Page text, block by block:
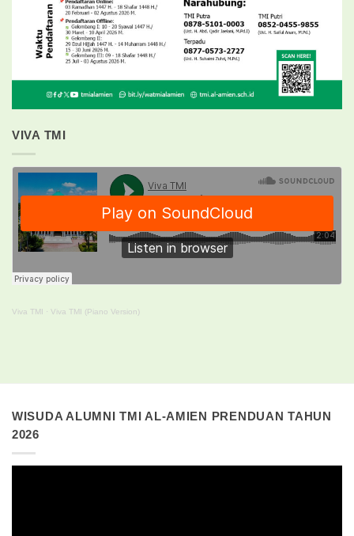
VIVA TMI
Viva TMI · Viva TMI (Piano Version)
WISUDA ALUMNI TMI AL-AMIEN PRENDUAN TAHUN
2026